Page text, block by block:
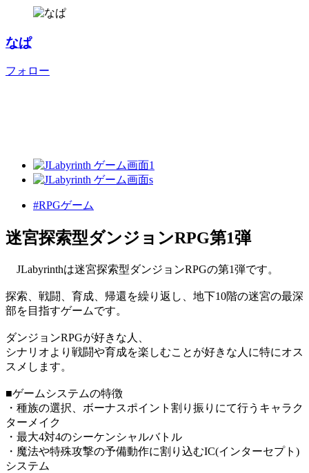
なぱ
フォロー
#RPGゲーム
迷宮探索型ダンジョンRPG第1弾
JLabyrinthは迷宮探索型ダンジョンRPGの第1弾です。
探索、戦闘、育成、帰還を繰り返し、地下10階の迷宮の最深
部を目指すゲームです。
ダンジョンRPGが好きな人、
シナリオより戦闘や育成を楽しむことが好きな人に特にオス
スメします。
■ゲームシステムの特徴
・種族の選択、ボーナスポイント割り振りにて行うキャラク
ターメイク
・最大4対4のシーケンシャルバトル
・魔法や特殊攻撃の予備動作に割り込むIC(インターセプト)
システム